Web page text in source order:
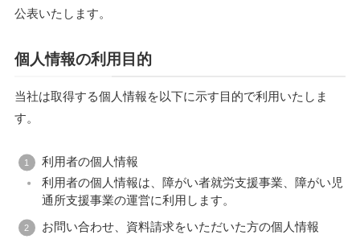
公表いたします。
個人情報の利用目的
当社は取得する個人情報を以下に示す目的で利用いたしま
す。
利用者の個人情報
利用者の個人情報は、障がい者就労支援事業、障がい児
通所支援事業の運営に利用します。
お問い合わせ、資料請求をいただいた方の個人情報